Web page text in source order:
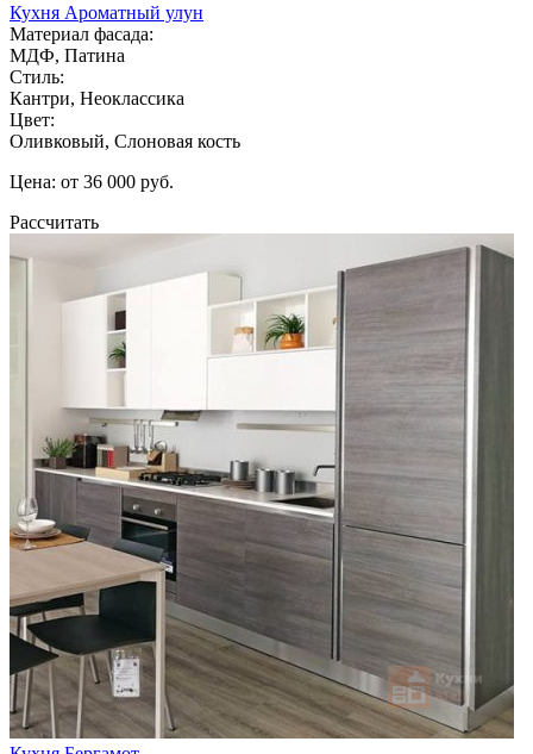
Кухня Ароматный улун
Материал фасада:
МДФ, Патина
Стиль:
Кантри, Неоклассика
Цвет:
Оливковый, Слоновая кость
Цена: от 36 000 руб.
Рассчитать